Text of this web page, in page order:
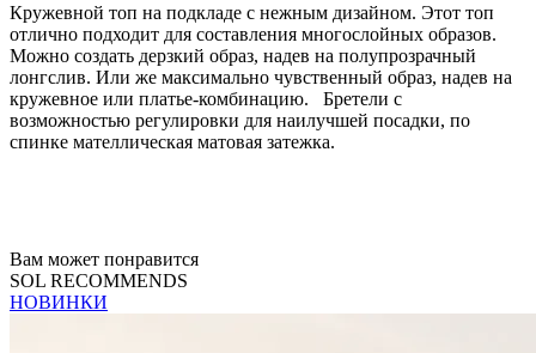
Кружевной топ на подкладе с нежным дизайном. Этот топ
отлично подходит для составления многослойных образов.
Можно создать дерзкий образ, надев на полупрозрачный
лонгслив. Или же максимально чувственный образ, надев на
кружевное или платье-комбинацию. Бретели с
возможностью регулировки для наилучшей посадки, по
спинке мателлическая матовая затежка.
Вам может понравится
SOL RECOMMENDS
НОВИНКИ